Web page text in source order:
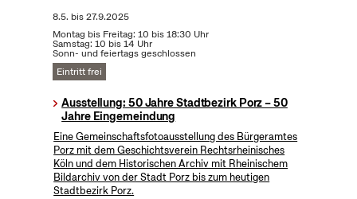
8.5. bis27.9.2025
Montag bis Freitag: 10 bis 18:30 Uhr
Samstag: 10 bis 14 Uhr
Sonn- und feiertags geschlossen
Eintritt frei
Ausstellung: 50 Jahre Stadtbezirk Porz – 50
Jahre Eingemeindung
Eine Gemeinschaftsfotoausstellung des Bürgeramtes
Porz mit dem Geschichtsverein Rechtsrheinisches
Köln und dem Historischen Archiv mit Rheinischem
Bildarchiv von der Stadt Porz bis zum heutigen
Stadtbezirk Porz.